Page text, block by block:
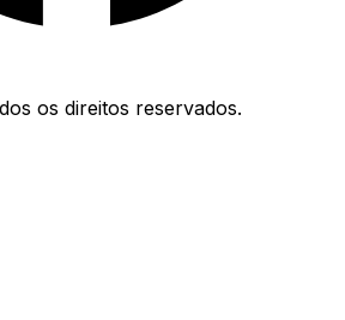
os direitos reservados.